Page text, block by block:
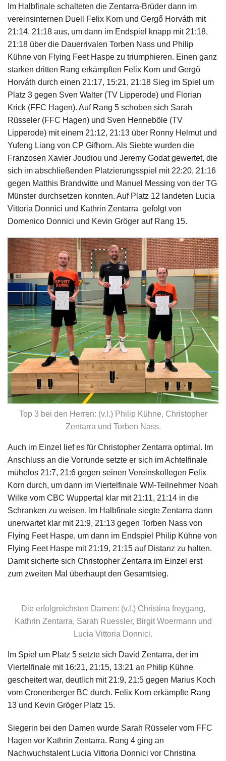
Im Halbfinale schalteten die Zentarra-Brüder dann im
vereinsinternen Duell Felix Korn und Gergő Horváth mit
21:14, 21:18 aus, um dann im Endspiel knapp mit 21:18,
21:18 über die Dauerrivalen Torben Nass und Philip
Kühne von Flying Feet Haspe zu triumphieren. Einen ganz
starken dritten Rang erkämpften Felix Korn und Gergő
Horváth durch einen 21:17, 15:21, 21:18 Sieg im Spiel um
Platz 3 gegen Sven Walter (TV Lipperode) und Florian
Krick (FFC Hagen). Auf Rang 5 schoben sich Sarah
Rüsseler (FFC Hagen) und Sven Henneböle (TV
Lipperode) mit einem 21:12, 21:13 über Ronny Helmut und
Yufeng Liang von CP Gifhorn. Als Siebte wurden die
Franzosen Xavier Joudiou und Jeremy Godat gewertet, die
sich im abschließenden Platzierungsspiel mit 22:20, 21:16
gegen Matthis Brandwitte und Manuel Messing von der TG
Münster durchsetzen konnten. Auf Platz 12 landeten Lucia
Vittoria Donnici und Kathrin Zentarra gefolgt von
Domenico Donnici und Kevin Gröger auf Rang 15.
Top 3 bei den Herren: (v.l.) Philip Kühne, Christopher
Zentarra und Torben Nass.
Auch im Einzel lief es für Christopher Zentarra optimal. Im
Anschluss an die Vorrunde setzte er sich im Achtelfinale
mühelos 21:7, 21:6 gegen seinen Vereinskollegen Felix
Korn durch, um dann im Viertelfinale WM-Teilnehmer Noah
Wilke vom CBC Wuppertal klar mit 21:11, 21:14 in die
Schranken zu weisen. Im Halbfinale siegte Zentarra dann
unerwartet klar mit 21:9, 21:13 gegen Torben Nass von
Flying Feet Haspe, um dann im Endspiel Philip Kühne von
Flying Feet Haspe mit 21:19, 21:15 auf Distanz zu halten.
Damit sicherte sich Christopher Zentarra im Einzel erst
zum zweiten Mal überhaupt den Gesamtsieg.
Die erfolgreichsten Damen: (v.l.) Christina freygang,
Kathrin Zentarra, Sarah Ruessler, Birgit Woermann und
Lucia Vittoria Donnici.
Im Spiel um Platz 5 setzte sich David Zentarra, der im
Viertelfinale mit 16:21, 21:15, 13:21 an Philip Kühne
gescheitert war, deutlich mit 21:9, 21:5 gegen Marius Koch
vom Cronenberger BC durch. Felix Korn erkämpfte Rang
13 und Kevin Gröger Platz 15.
Siegerin bei den Damen wurde Sarah Rüsseler vom FFC
Hagen vor Kathrin Zentarra. Rang 4 ging an
Nachwuchstalent Lucia Vittoria Donnici vor Christina